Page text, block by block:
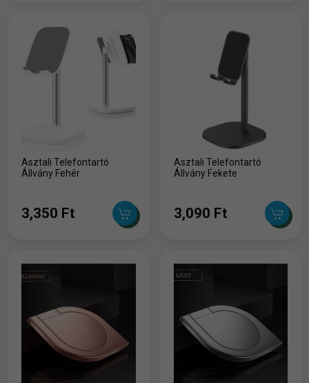
Asztali Telefontartó
Állvány Fehér
3,350 Ft
Asztali Telefontartó
Állvány Fekete
3,090 Ft